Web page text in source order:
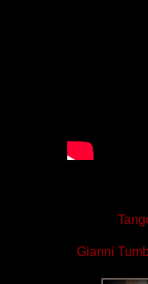
Gianni